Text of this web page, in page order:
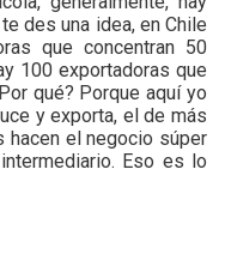
des una idea, en Chile
que concentran 50
100 exportadoras que
qué? Porque aquí yo
y exporta, el de más
hacen el negocio súper
Eso es lo